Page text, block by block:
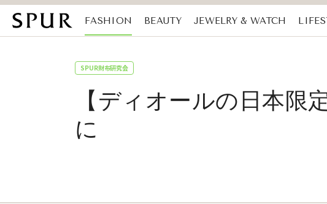
FASHION BEAUTY JEWELRY & WATCH
SPUR財布研究会
【ディオールの日本限
に